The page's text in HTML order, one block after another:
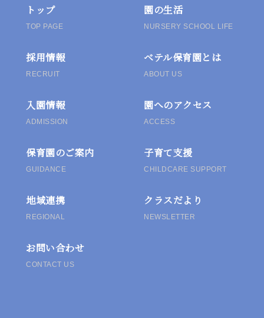
トップ
TOP PAGE
園の生活
NURSERY SCHOOL LIFE
採用情報
RECRUIT
ベテル保育園とは
ABOUT US
入園情報
ADMISSION
園へのアクセス
ACCESS
保育園のご案内
GUIDANCE
子育て支援
CHILDCARE SUPPORT
地域連携
REGIONAL
クラスだより
NEWSLETTER
お問い合わせ
CONTACT US